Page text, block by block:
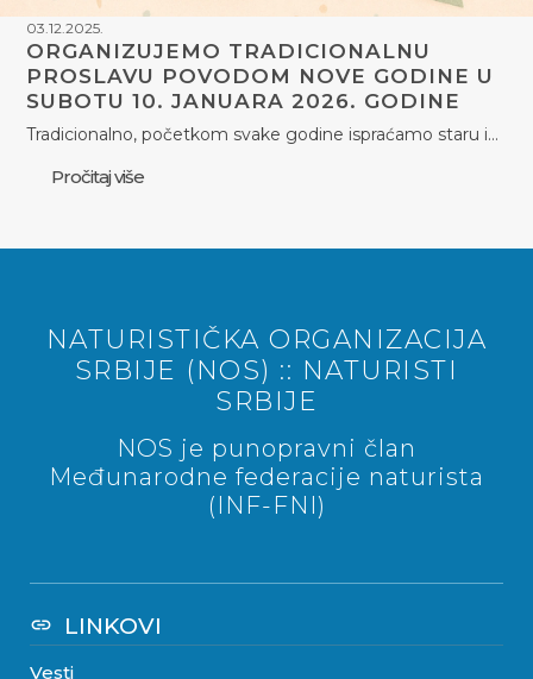
03.12.2025.
ORGANIZUJEMO TRADICIONALNU
PROSLAVU POVODOM NOVE GODINE U
SUBOTU 10. JANUARA 2026. GODINE
Tradicionalno, početkom svake godine ispraćamo staru i…
Pročitaj više
NATURISTIČKA ORGANIZACIJA
SRBIJE (NOS) :: NATURISTI
SRBIJE
NOS je punopravni član
Međunarodne federacije naturista
(INF-FNI)
link LINKOVI
Vesti